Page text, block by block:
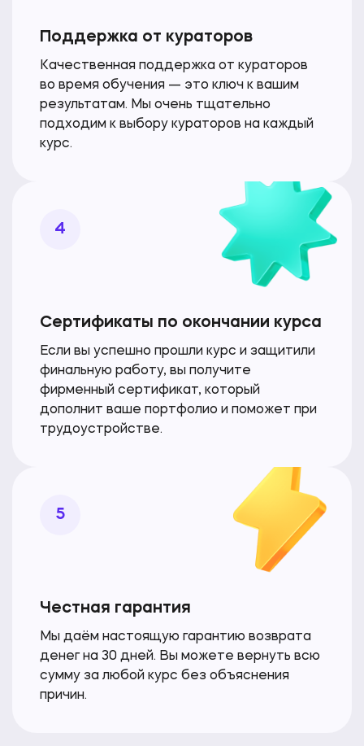
Поддержка от кураторов
Качественная поддержка от кураторов
во время обучения — это ключ к вашим
результатам. Мы очень тщательно
подходим к выбору кураторов на каждый
курс.
4
Сертификаты по окончании курса
Если вы успешно прошли курс и защитили
финальную работу, вы получите
фирменный сертификат, который
дополнит ваше портфолио и поможет при
трудоустройстве.
5
Честная гарантия
Мы даём настоящую гарантию возврата
денег на 30 дней. Вы можете вернуть всю
сумму за любой курс без объяснения
причин.